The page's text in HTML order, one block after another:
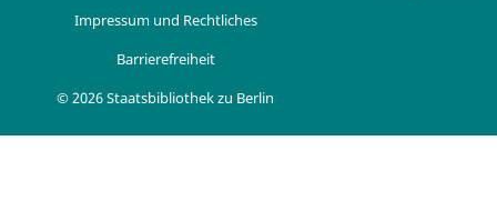
Impressum und Rechtliches
Barrierefreiheit
© 2026 Staatsbibliothek zu Berlin